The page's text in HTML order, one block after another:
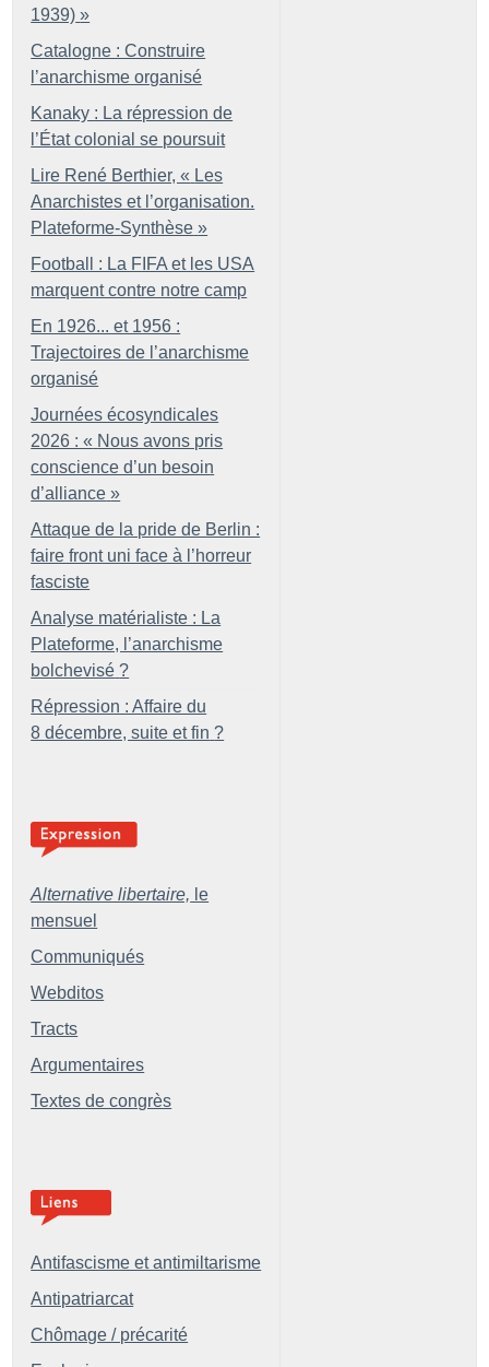
1939) »
Catalogne : Construire
l’anarchisme organisé
Kanaky : La répression de
l’État colonial se poursuit
Lire René Berthier, « Les
Anarchistes et l’organisation.
Plateforme-Synthèse »
Football : La FIFA et les USA
marquent contre notre camp
En 1926... et 1956 :
Trajectoires de l’anarchisme
organisé
Journées écosyndicales
2026 : « Nous avons pris
conscience d’un besoin
d’alliance »
Attaque de la pride de Berlin :
faire front uni face à l’horreur
fasciste
Analyse matérialiste : La
Plateforme, l’anarchisme
bolchevisé ?
Répression : Affaire du
8 décembre, suite et fin ?
Alternative libertaire, le
mensuel
Communiqués
Webditos
Tracts
Argumentaires
Textes de congrès
Antifascisme et antimiltarisme
Antipatriarcat
Chômage / précarité